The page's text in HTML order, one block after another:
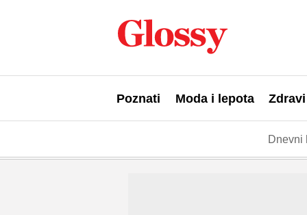
Poznati Moda i lepota
Dnevni